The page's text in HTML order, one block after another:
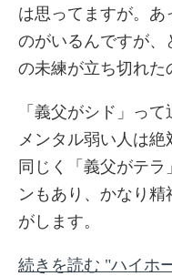
は思ってますが。あ
のがいるんですが
の未練が立ち切れた
「義父がシド」っ
メンタル弱い人は絶
同じく「義父がテ
ンもあり、かなり
がします。
続きを読む "ハイホ